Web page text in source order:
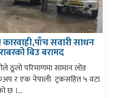
कारवाही,पाँच सवारी साधन
बिउ बरामद
ठूलो परिमाणमा सामान लोड
र एक नेपाली ट्रकसहित ५ वटा
छ ।...